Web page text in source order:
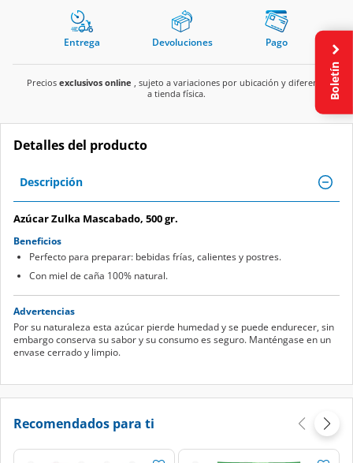
Entrega Devoluciones Pago
Precios exclusivos online , sujeto a variaciones por ubicación y diferente
a tienda física.
Detalles del producto
Descripción
Azúcar Zulka Mascabado, 500 gr.
Beneficios
Perfecto para preparar: bebidas frías, calientes y postres.
Con miel de caña 100% natural.
Advertencias
Por su naturaleza esta azúcar pierde humedad y se puede endurecer, sin
embargo conserva su sabor y su consumo es seguro. Manténgase en un
envase cerrado y limpio.
Recomendados para ti
Boletín